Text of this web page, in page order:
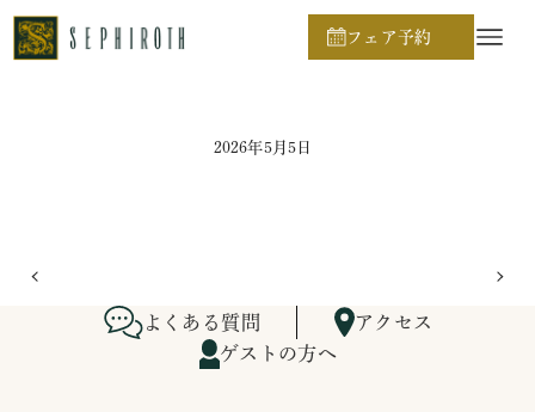
フェア予約
ホーム
2026年5月5日
よくある質問
アクセス
ゲストの方へ